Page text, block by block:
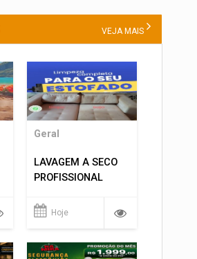
VEJA MAIS
Geral
LAVAGEM A SECO
PROFISSIONAL
Hoje